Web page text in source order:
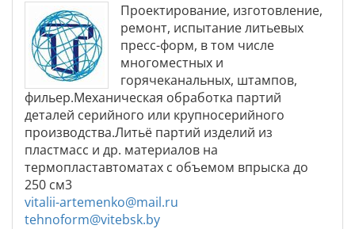
Проектирование, изготовление,
ремонт, испытание литьевых
пресс-форм, в том числе
многоместных и
горячеканальных, штампов,
фильер.Механическая обработка партий
деталей серийного или крупносерийного
производства.Литьё партий изделий из
пластмасс и др. материалов на
термопластавтоматах с объемом впрыска до
250 см3
vitalii-artemenko@mail.ru
tehnoform@vitebsk.by